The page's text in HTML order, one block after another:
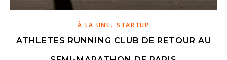
À LA UNE, STARTUP
ATHLETES RUNNING CLUB DE RETOUR AU